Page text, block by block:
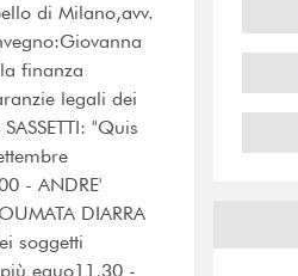
di Milano,avv.
finanza
legali dei
"Quis
- ANDRE'
DIARRA
soggetti
equo11,30 -